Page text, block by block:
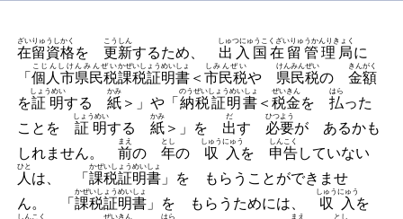
在留資格
ざいりゅうしかく
を 更新
こうしん
するため、 出入国在留管理局
しゅつにゅうこくざいりゅうかんりきょく
に
「 個人市県民税
こじんしけんみんぜい
課税証明書
かぜいしょうめいしょ
＜ 市民税
しみんぜい
や 県民税
けんみんぜい
の 金額
きんがく
を証明
しょうめい
する 紙
かみ
＞」や「 納税証明書
のうぜいしょうめいしょ
＜ 税金
ぜいきん
を 払
はら
った
ことを 証明
しょうめい
する 紙
かみ
＞」を 出
だ
す 必要
ひつよう
が あるかも
しれません。 前
まえ
の 年
とし
の 収入
しゅうにゅう
を 申告
しんこく
していない
人
ひと
は、 「 課税証明書
かぜいしょうめいしょ
」を もらうことができませ
ん。 「 課税証明書
かぜいしょうめいしょ
」を もらうためには、 収入
しゅうにゅう
を
しんこく ぜいきん はら まえ とし